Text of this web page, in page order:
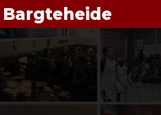
Bargteheide